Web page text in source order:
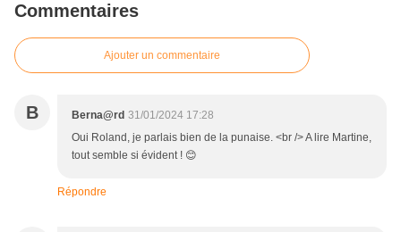
Commentaires
Ajouter un commentaire
B Berna@rd 31/01/2024 17:28
Oui Roland, je parlais bien de la punaise. <br /> A lire Martine,
tout semble si évident ! 😊
Répondre